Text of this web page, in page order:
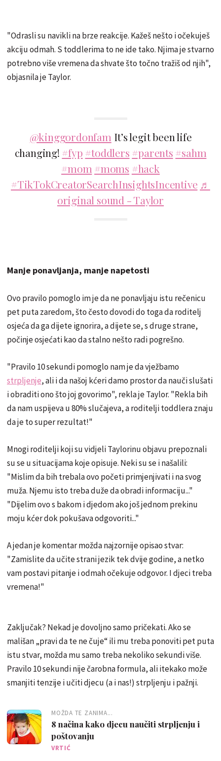
"Odrasli su navikli na brze reakcije. Kažeš nešto i očekuješ
akciju odmah. S toddlerima to ne ide tako. Njima je stvarno
potrebno više vremena da shvate što točno tražiš od njih",
objasnila je Taylor.
@kinggordonfam It’s legit been life
changing! #fyp #toddlers #parents #sahm
#mom #moms #hack
#TikTokCreatorSearchInsightsIncentive ♬
original sound - Taylor
Manje ponavljanja, manje napetosti
Ovo pravilo pomoglo im je da ne ponavljaju istu rečenicu
pet puta zaredom, što često dovodi do toga da roditelj
osjeća da ga dijete ignorira, a dijete se, s druge strane,
počinje osjećati kao da stalno nešto radi pogrešno.
"Pravilo 10 sekundi pomoglo nam je da vježbamo
strpljenje, ali i da našoj kćeri damo prostor da nauči slušati
i obraditi ono što joj govorimo", rekla je Taylor. "Rekla bih
da nam uspijeva u 80% slučajeva, a roditelji toddlera znaju
da je to super rezultat!"
Mnogi roditelji koji su vidjeli Taylorinu objavu prepoznali
su se u situacijama koje opisuje. Neki su se i našalili:
"Mislim da bih trebala ovo početi primjenjivati i na svog
muža. Njemu isto treba duže da obradi informaciju..."
"Dijelim ovo s bakom i djedom ako još jednom prekinu
moju kćer dok pokušava odgovoriti..."
A jedan je komentar možda najzornije opisao stvar:
"Zamislite da učite strani jezik tek dvije godine, a netko
vam postavi pitanje i odmah očekuje odgovor. I djeci treba
vremena!"
Zaključak? Nekad je dovoljno samo pričekati. Ako se
mališan „pravi da te ne čuje“ ili mu treba ponoviti pet puta
istu stvar, možda mu samo treba nekoliko sekundi više.
Pravilo 10 sekundi nije čarobna formula, ali itekako može
smanjiti tenzije i učiti djecu (a i nas!) strpljenju i pažnji.
MOŽDA TE ZANIMA...
8 načina kako djecu naučiti strpljenju i
poštovanju
VRTIĆ